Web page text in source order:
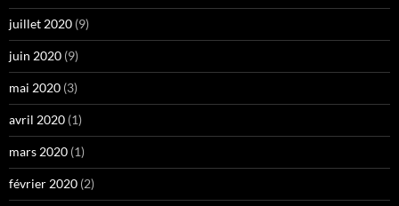
juillet 2020 (9)
juin 2020 (9)
mai 2020 (3)
avril 2020 (1)
mars 2020 (1)
février 2020 (2)